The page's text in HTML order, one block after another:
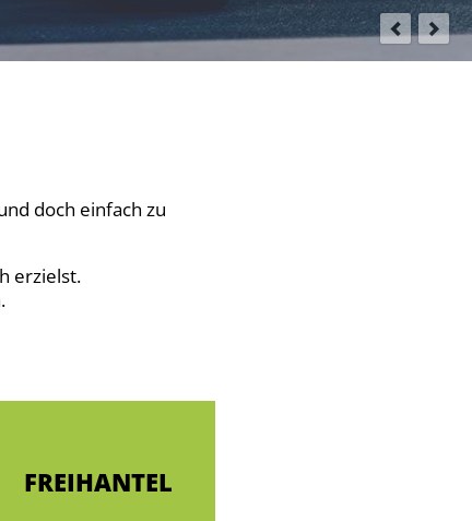
doch einfach zu
erzielst.
FREIHANTEL